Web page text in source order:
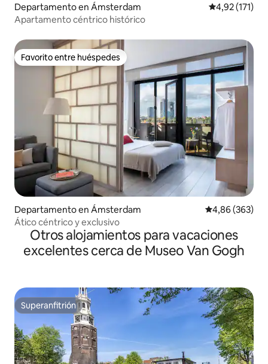
Departamento en Ámsterdam Calificación
4,92 (171)
Apartamento céntrico histórico
Favorito entre huéspedes
Favorito entre huéspedes
Departamento en Ámsterdam Calificación
4,86 (363)
Ático céntrico y exclusivo
Otros alojamientos para vacaciones
excelentes cerca de Museo Van Gogh
Superanfitrión
Superanfitrión